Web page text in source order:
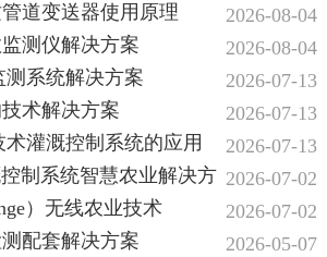
2026-08-04
道变送器使用原理
2026-08-04
测仪解决方案
2026-07-13
测系统解决方案
2026-07-13
术解决方案
2026-07-13
术灌溉控制系统的应用
2026-07-02
制系统智慧农业解决方
2026-07-02
）无线农业技术
2026-05-07
配套解决方案